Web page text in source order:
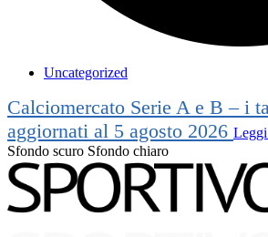
Uncategorized
Calciomercato Serie A e B – i
aggiornati al 5 agosto 2026
Sfondo scuro Sfondo chiaro